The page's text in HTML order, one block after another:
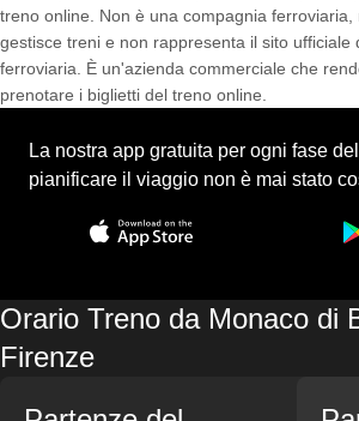
treno online. Non è una compagnia ferroviaria,
gestisce treni e non rappresenta il sito ufficiale
ferroviaria. È un'azienda commerciale che
prenotare i biglietti del treno online.
La nostra app gratuita per ogni fase
pianificare il viaggio non è mai stato
Orario Treno da Monaco di
Firenze